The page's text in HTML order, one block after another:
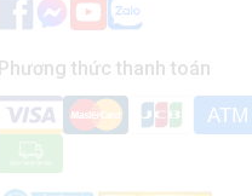
Phương thức thanh toán